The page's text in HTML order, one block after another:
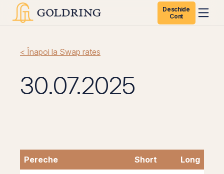
Deschide
Cont
< Înapoi la Swap rates
30.07.2025
Pereche Short
Long